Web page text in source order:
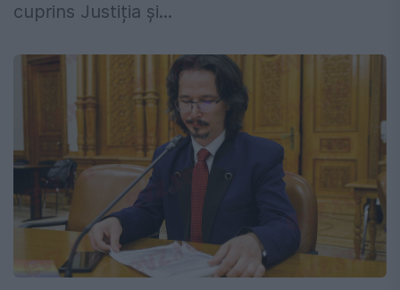
cuprins Justiția și...